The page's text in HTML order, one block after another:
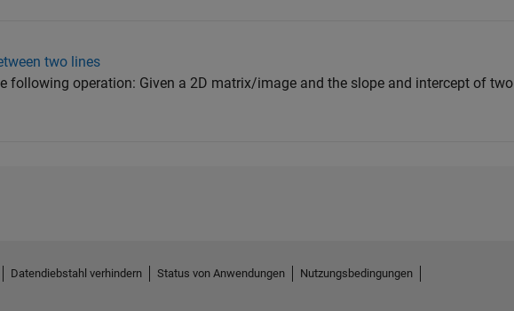
two lines
following operation: Given a 2D matrix/image and the slope and intercept of two
Datendiebstahl verhindern Status von Anwendungen
Nutzungsbedingungen